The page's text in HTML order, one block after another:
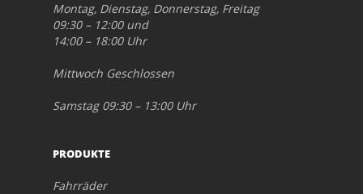
Montag, Dienstag, Donnerstag, Freitag
09:30 – 12:00 und
14:00 – 18:00 Uhr
Mittwoch Geschlossen
Samstag 09:30 – 13:00 Uhr
PRODUKTE
Fahrräder